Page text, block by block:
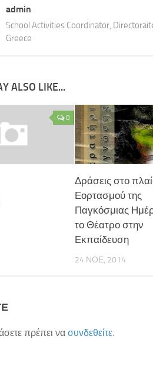
admin
School Activities Coordinator,
Greece
ALSO LIKE...
0
Δράσεις στο
Εορτασμού της
Παγκόσμιας
το Θέατρο στην
Εκπαίδευση
24 ΝΟΕ, 2014
πρέπει να συνδεθείτε